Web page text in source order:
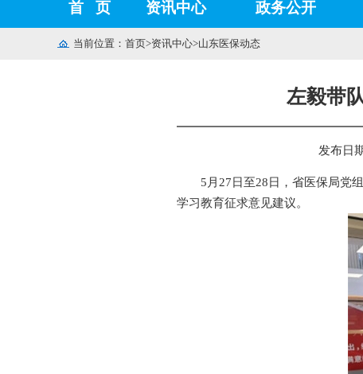
首 页 资讯中心 政务公开
当前位置： 首页>资讯中心>山东医保动态
左毅带
发布日
5月27日至28日，省医保局党
学习教育征求意见建议。